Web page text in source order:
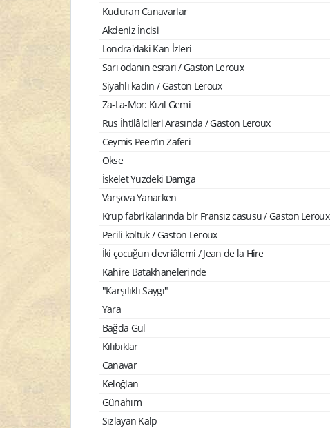
Kuduran Canavarlar
Akdeniz İncisi
Londra'daki Kan İzleri
Sarı odanın esrarı / Gaston Leroux
Siyahlı kadın / Gaston Leroux
Za-La-Mor: Kızıl Gemi
Rus İhtilâlcileri Arasında / Gaston Leroux
Ceymis Peen’in Zaferi
Ökse
İskelet Yüzdeki Damga
Varşova Yanarken
Krup fabrikalarında bir Fransız casusu / Gaston Leroux
Perili koltuk / Gaston Leroux
İki çocuğun devriâlemi / Jean de la Hire
Kahire Batakhanelerinde
"Karşılıklı Saygı"
Yara
Bağda Gül
Kılıbıklar
Canavar
Keloğlan
Günahım
Sızlayan Kalp